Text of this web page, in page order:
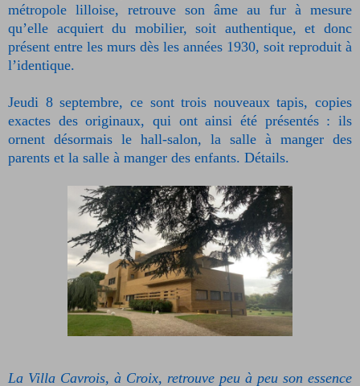
métropole lilloise, retrouve son âme au fur à mesure
qu’elle acquiert du mobilier, soit authentique, et donc
présent entre les murs dès les années 1930, soit reproduit à
l’identique.
Jeudi 8 septembre, ce sont trois nouveaux tapis, copies
exactes des originaux, qui ont ainsi été présentés : ils
ornent désormais le hall-salon, la salle à manger des
parents et la salle à manger des enfants. Détails.
La Villa Cavrois, à Croix, retrouve peu à peu son essence